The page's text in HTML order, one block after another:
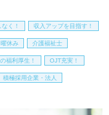
く！ 収入アップを目指す！
曜休み 介護福祉士
福利厚生！ OJT充実！
積極採用企業・法人